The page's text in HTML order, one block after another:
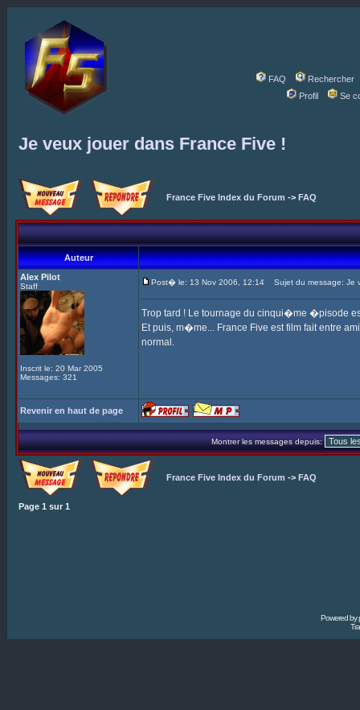
FAQ
Rechercher
Profil
Se
Je veux jouer dans France Five !
France Five Index du Forum -> FAQ
Auteur
Alex Pilot
Staff
Inscrit le: 20 Mar 2005
Messages: 321
Post� le: 13 Nov 2006, 12:14 Sujet du message: Je
Trop tard ! Le tournage du cinqui�me �pisode
Et puis, m�me... France Five est film fait entre
normal.
Revenir en haut de page
Montrer les messages depuis:
France Five Index du Forum -> FAQ
Page 1 sur 1
Powered by